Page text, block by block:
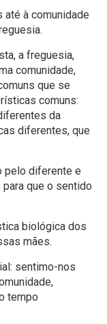
até à comunidade
a freguesia,
comunidade,
que se
comuns:
da
diferentes, que
pelo diferente e
que o sentido
biológica dos
mães.
sentimo-nos
tempo